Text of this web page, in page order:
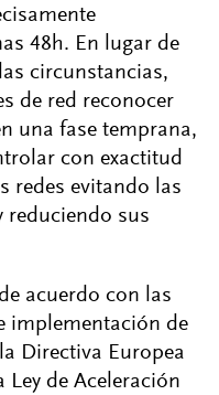
48h. En lugar de
circunstancias,
de red reconocer
una fase temprana,
con exactitud
redes evitando las
reduciendo sus
acuerdo con las
implementación de
Directiva Europea
Ley de Aceleración